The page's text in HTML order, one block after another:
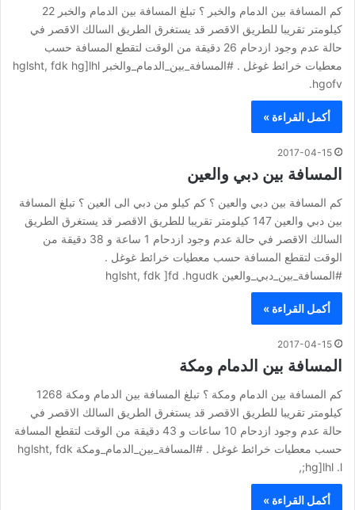
كم المسافة بين الدمام والخبر ؟ تبلغ المسافة بين الدمام والخبر 22
كيلومتر تقريبا للطريق الاقصر قد يستغرق الطريق السالك الاقصر في
حالة عدم وجود ازدحام 26 دقيقة من الوقت لتقطع المسافة حسب
معطيات خرائط غوغل . #المسافة_بين_الدمام_والخبر hglsht, fdk hg]lhl
.hgofv
أكمل القراءة »
2017-04-15
المسافة بين دبي والعين
كم المسافة بين دبي والعين ؟ كم كيلو من دبي الى العين ؟ تبلغ المسافة
بين دبي والعين 147 كيلومتر تقريبا للطريق الاقصر قد يستغرق الطريق
السالك الاقصر في حالة عدم وجود ازدحام 1 ساعة و 38 دقيقة من
الوقت لتقطع المسافة حسب معطيات خرائط غوغل .
#المسافة_بين_دبي_والعين hglsht, fdk ]fd .hgudk
أكمل القراءة »
2017-04-15
المسافة بين الدمام ومكة
كم المسافة بين الدمام ومكة ؟ تبلغ المسافة بين الدمام ومكة 1268
كيلومتر تقريبا للطريق الاقصر قد يستغرق الطريق السالك الاقصر في
حالة عدم وجود ازدحام 10 ساعات و 43 دقيقة من الوقت لتقطع المسافة
حسب معطيات خرائط غوغل . #المسافة_بين_الدمام_ومكة hglsht, fdk
hg]lhl .l;,
أكمل القراءة »